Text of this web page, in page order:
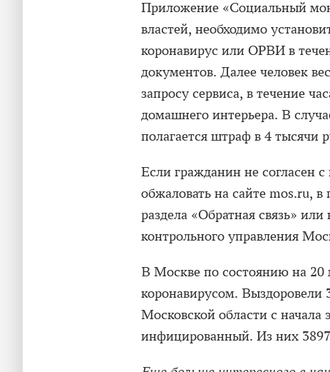
Приложение «Социальный
властей, необходимо
коронавирус или ОРВИ в
документов. Далее человек
запросу сервиса, в течение
домашнего интерьера. В
полагается штраф в 4 тысячи
Если гражданин не согласен
обжаловать на сайте mos.ru,
раздела «Обратная связь»
контрольного управления
В Москве по состоянию на 20
коронавирусом.
Московской области с начала
инфицированный. Из них 3897